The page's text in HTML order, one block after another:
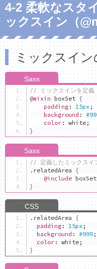
4-2 柔軟なスタ
ックスイン（
ミックスイン
// ミックスインを定義
@mixin boxSet {
padding : 15px ;
background :
color : white ;
}
// 定義したミックスイ
. relatedArea {
@include boxSet
}
. relatedArea {
padding : 15px ;
background : #999 ;
color : white ;
}